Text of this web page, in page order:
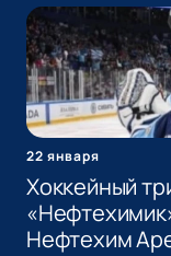
22 января
Хоккейный
Нефтехим